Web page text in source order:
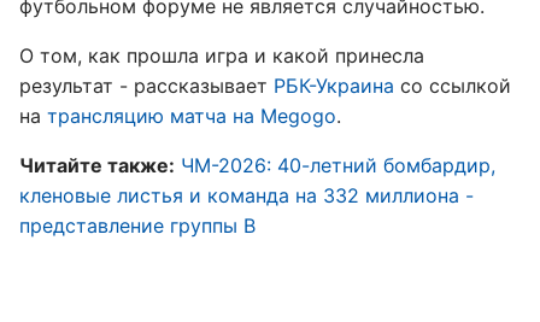
футбольном форуме не является случайностью.
О том, как прошла игра и какой принесла
результат - рассказывает РБК-Украина со ссылкой
на трансляцию матча на Megogo.
Читайте также: ЧМ-2026: 40-летний бомбардир,
кленовые листья и команда на 332 миллиона -
представление группы B